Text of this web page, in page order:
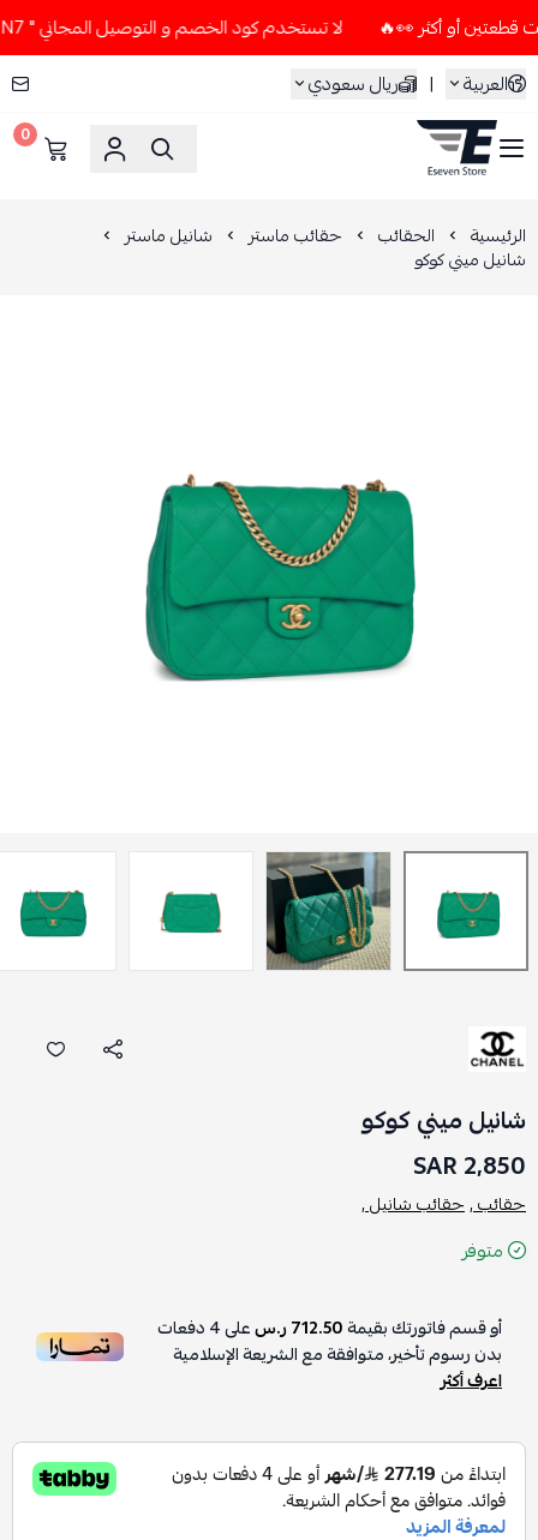
لا تستخدم كود الخصم و التوصيل المجاني " N7 " إلا إذا طلبت قطعتين أو أكثر 👀🔥
العربية
| ريال سعودي
ESEVEN STORE
0
الرئيسية الحقائب حقائب ماستر شانيل ماستر
شانيل ميني كوكو
شانيل ميني كوكو
2,850 SAR
حقائب ,حقائب شانيل ,
متوفر
أو قسم فاتورتك بقيمة712.50 ر.س على4دفعات
بدون رسوم تأخير، متوافقة مع الشريعة الإسلامية
اعرف أكثر